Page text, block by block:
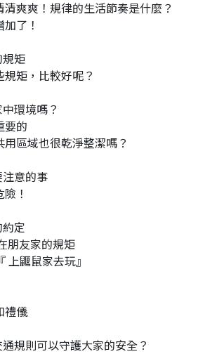
清爽爽！規律的生活節奏是什麼？
了！
規矩
矩，比較好呢？
環境嗎？
要的
用區域也很乾淨整潔嗎？
意的事
！
定
朋友家的規矩
上鼴鼠家去玩』
禮儀
規則可以守護大家的安全？